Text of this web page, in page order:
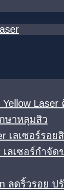
ษาหลุมสิว
เลเซอร์รอย
เลเซอร์กำจัด
ลดริ้วรอย ป